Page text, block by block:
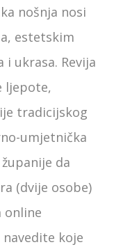
nošnja nosi
estetskim
ukrasa. Revija
ljepote,
tradicijskog
umjetnička
da
(dvije osobe)
online
koje